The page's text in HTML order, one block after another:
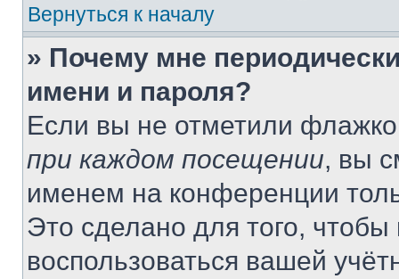
Вернуться к началу
» Почему мне
имени и пароля?
Если вы не отметили
при каждом посещении, вы
именем на конференции
Это сделано для того, чтобы
воспользоваться вашей